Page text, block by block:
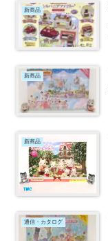
新商品
新商品
新商品
通信・カタログ